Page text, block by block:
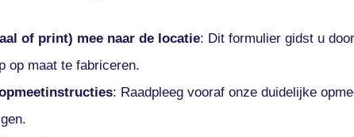
of print) mee naar de locatie: Dit formulier gidst u
op maat te fabriceren.
: Raadpleeg vooraf onze duidelijke